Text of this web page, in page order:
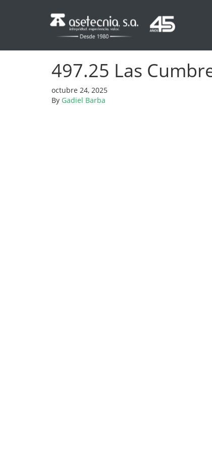
497.25 Las
octubre 24, 2025
By Gadiel Barba